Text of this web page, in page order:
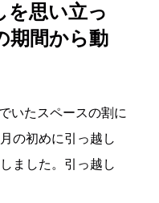
を思い立っ
期間から動
いたスペースの割に
の初めに引っ越し
ました。引っ越し